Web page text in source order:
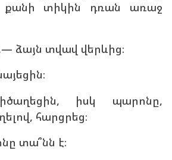
քանի տիկին դռան առաջ
ձայն տվավ վերևից։
իսկ պարոնը,
հարցրեց։
տա՞նն է։